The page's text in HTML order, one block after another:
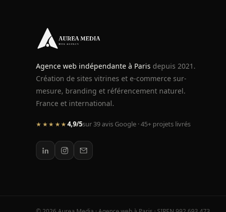
Agence web indépendante à Paris depuis 2021.
Création de sites vitrines et e-commerce sur-
mesure, branding et référencement naturel.
France et international.
★★★★★4,9/5sur 39 avis Google · 45+ projets livrés